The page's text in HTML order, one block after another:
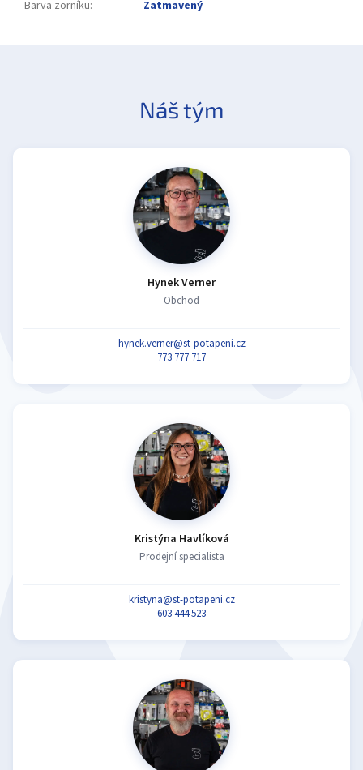
Barva zorníku: Zatmavený
Náš tým
Hynek Verner
Obchod
hynek.verner@st-potapeni.cz
773 777 717
Kristýna Havlíková
Prodejní specialista
kristyna@st-potapeni.cz
603 444 523